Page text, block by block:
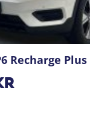
Recharge